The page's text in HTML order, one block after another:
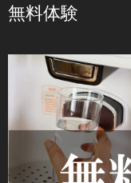
無料体験